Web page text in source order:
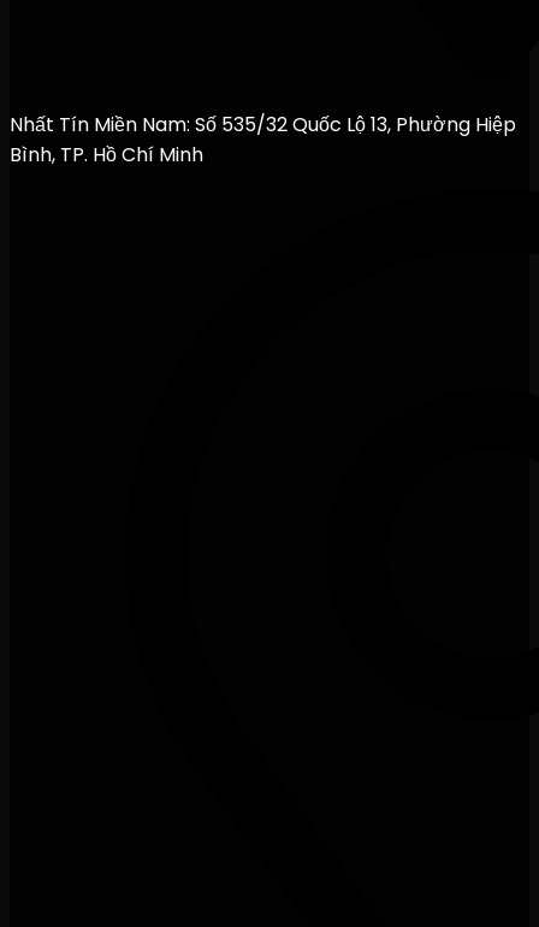
Nhất Tín Miền Nam: Số 535/32 Quốc Lộ 13, Phường Hiệp
Bình, TP. Hồ Chí Minh